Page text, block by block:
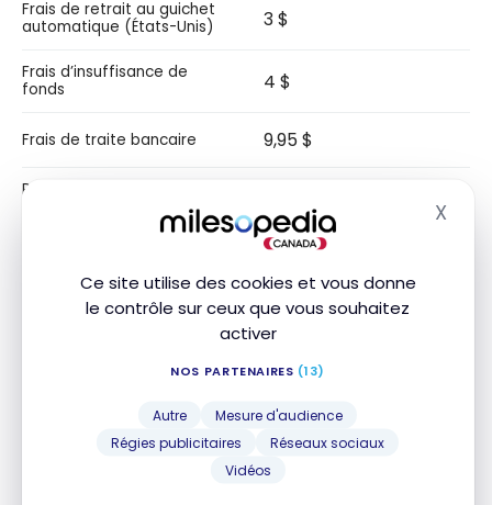
Ce site utilise des cookies et vous donne
le contrôle sur ceux que vous souhaitez
activer
NOS PARTENAIRES (13)
Autre
Mesure d'audience
Régies publicitaires
Réseaux sociaux
Vidéos
X
Frais de retrait au guichet
automatique (États-Unis)
3 $
Frais d’insuffisance de
fonds
4 $
Frais de traite bancaire 9,95 $
Protection contre les
frais mensuels de 4 $ ,12 opérations de débit
par mois, etVirements Interac gratuits